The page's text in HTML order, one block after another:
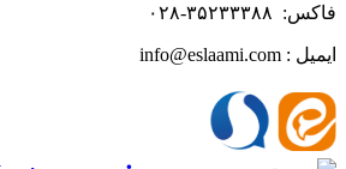
فاکس: ۳۵۲۳۳۳۸۸-۰۲۸
ایمیل : info@eslaami.com